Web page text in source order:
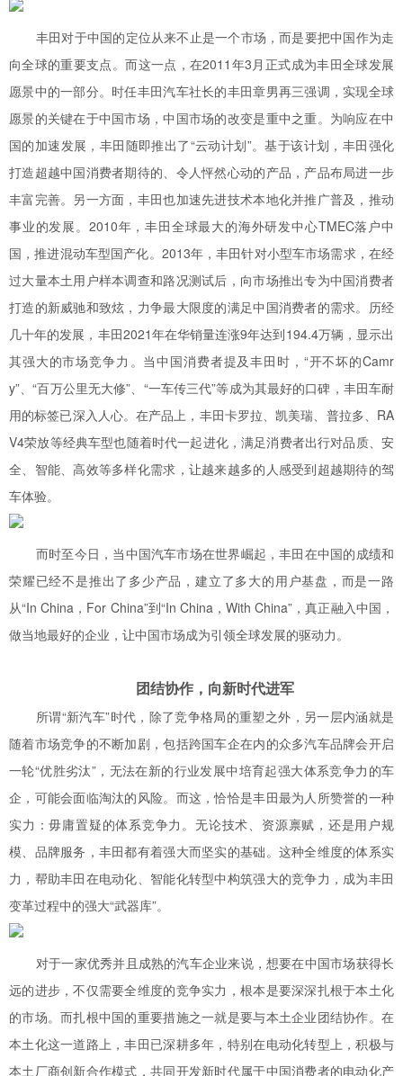
丰田对于中国的定位从来不止是一个市场，而是要把中国作为走
向全球的重要支点。而这一点，在2011年3月正式成为丰田全球发展
愿景中的一部分。时任丰田汽车社长的丰田章男再三强调，实现全球
愿景的关键在于中国市场，中国市场的改变是重中之重。为响应在中
国的加速发展，丰田随即推出了“云动计划”。基于该计划，丰田强化
打造超越中国消费者期待的、令人怦然心动的产品，产品布局进一步
丰富完善。另一方面，丰田也加速先进技术本地化并推广普及，推动
事业的发展。2010年，丰田全球最大的海外研发中心TMEC落户中
国，推进混动车型国产化。2013年，丰田针对小型车市场需求，在经
过大量本土用户样本调查和路况测试后，向市场推出专为中国消费者
打造的新威驰和致炫，力争最大限度的满足中国消费者的需求。历经
几十年的发展，丰田2021年在华销量连涨9年达到194.4万辆，显示出
其强大的市场竞争力‌。当中国消费者提及丰田时，“开不坏的Camr
y”、“百万公里无大修”、“一车传三代”等成为其最好的口碑，丰田车耐
用的标签已深入人心。在产品上，丰田卡罗拉、凯美瑞、普拉多、RA
V4荣放等经典车型也随着时代一起进化，满足消费者出行对品质、安
全、智能、高效等多样化需求，让越来越多的人感受到超越期待的驾
车体验。
而时至今日，当中国汽车市场在世界崛起，丰田在中国的成绩和
荣耀已经不是推出了多少产品，建立了多大的用户基盘，而是一路
从“In China，For China”到“In China，With China”，真正融入中国，
做当地最好的企业，让中国市场成为引领全球发展的驱动力。
团结协作，向新时代进军
所谓“新汽车”时代，除了竞争格局的重塑之外，另一层内涵就是
随着市场竞争的不断加剧，包括跨国车企在内的众多汽车品牌会开启
一轮“优胜劣汰”，无法在新的行业发展中培育起强大体系竞争力的车
企，可能会面临淘汰的风险。而这，恰恰是丰田最为人所赞誉的一种
实力：毋庸置疑的体系竞争力。无论技术、资源禀赋，还是用户规
模、品牌服务，丰田都有着强大而坚实的基础。这种全维度的体系实
力，帮助丰田在电动化、智能化转型中构筑强大的竞争力，成为丰田
变革过程中的强大“武器库”。
对于一家优秀并且成熟的汽车企业来说，想要在中国市场获得长
远的进步，不仅需要全维度的竞争实力，根本是要深深扎根于本土化
的市场。而扎根中国的重要措施之一就是要与本土企业团结协作。在
本土化这一道路上，丰田已深耕多年，特别在电动化转型上，积极与
本土厂商创新合作模式，共同开发新时代属于中国消费者的电动化产